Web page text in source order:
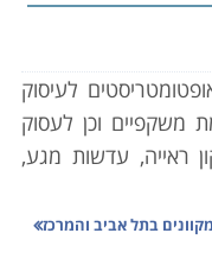
לעיסוק
משקפיים וכן לעסוק
ראייה, עדשות מגע,
בתל אביב והמרכז